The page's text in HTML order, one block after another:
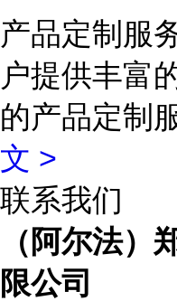
产品定制服
户提供丰富
的产品定制
文 >
联系我们
（阿尔法）
限公司